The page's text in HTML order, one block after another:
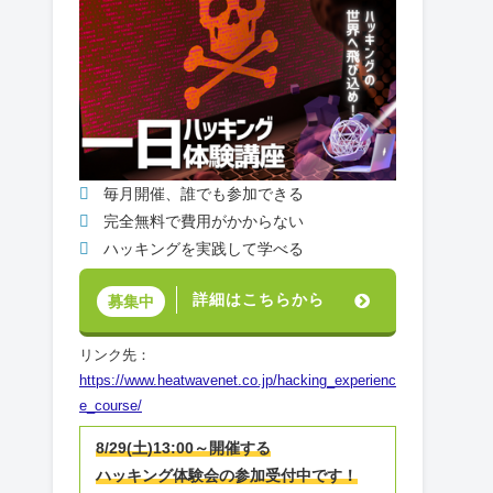
毎月開催、誰でも参加できる
完全無料で費用がかからない
ハッキングを実践して学べる
募集中 詳細はこちらから
リンク先：
https://www.heatwavenet.co.jp/hacking_experienc
e_course/
8/29(土)13:00～開催する
ハッキング体験会の参加受付中です！